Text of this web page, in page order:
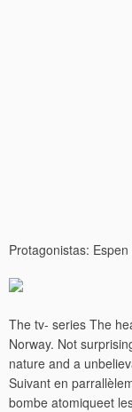
Protagonistas:
The tv- series The
Norway. Not
nature and a
Suivant en
bombe atomiqueet